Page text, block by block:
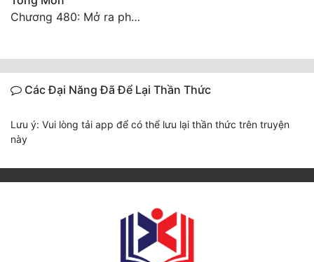
Chương 480: Mở ra phong ấn, giải cứu Hắc Long
Các Đại Năng Đã Để Lại Thần Thức
Lưu ý: Vui lòng tải app để có thể lưu lại thần thức trên truyện
này